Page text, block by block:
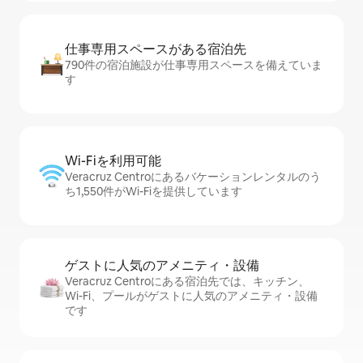
仕事専用ス⁠ペ⁠ー⁠スがあ⁠る宿⁠泊⁠先
790件の宿泊施設が仕事専用スペースを備えていま
す
Wi-Fiを利⁠用⁠可⁠能
Veracruz Centroにあるバケーションレンタルのう
ち1,550件がWi-Fiを提供しています
ゲストに人⁠気⁠のア⁠メ⁠ニ⁠テ⁠ィ・設⁠備
Veracruz Centroにある宿泊先では、キッチン、
Wi-Fi、プールがゲストに人気のアメニティ・設備
です